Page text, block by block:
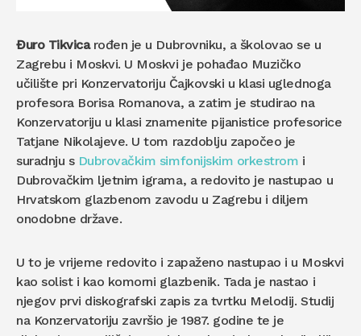
Đuro Tikvicarođen je u Dubrovniku, a školovao se u
Zagrebu i Moskvi. U Moskvi je pohađao Muzičko
učilište pri Konzervatoriju Čajkovski u klasi uglednoga
profesora Borisa Romanova, a zatim je studirao na
Konzervatoriju u klasi znamenite pijanistice profesorice
Tatjane Nikolajeve. U tom razdoblju započeo je
suradnju s Dubrovačkim simfonijskim orkestrom i
Dubrovačkim ljetnim igrama, a redovito je nastupao u
Hrvatskom glazbenom zavodu u Zagrebu i diljem
onodobne države.
U to je vrijeme redovito i zapaženo nastupao i u Moskvi
kao solist i kao komorni glazbenik. Tada je nastao i
njegov prvi diskografski zapis za tvrtku Melodij. Studij
na Konzervatoriju završio je 1987. godine te je